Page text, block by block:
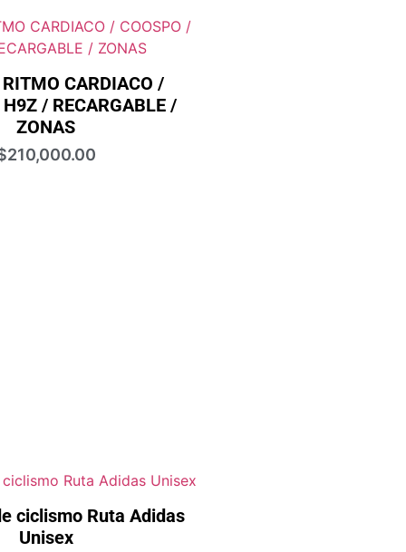
CARDIACO /
/ RECARGABLE /
ZONAS
210,000.00
ciclismo Ruta Adidas
Unisex